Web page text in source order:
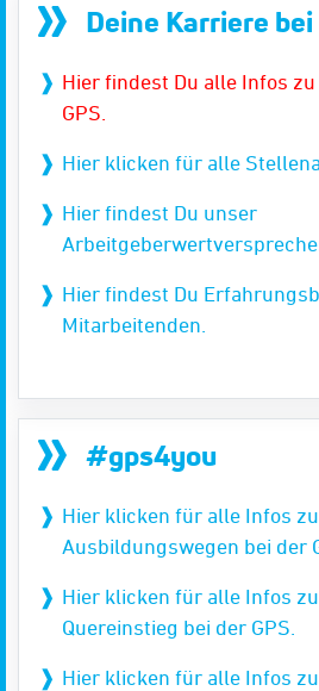
Deine Karriere bei
Hier findest Du alle Infos
GPS.
Hier klicken für alle
Hier findest Du unser
Hier findest Du
Mitarbeitenden.
#gps4you
Hier klicken für alle Infos zu
Ausbildungswegen bei der
Hier klicken für alle Infos
Quereinstieg bei der GPS.
Hier klicken für alle Infos